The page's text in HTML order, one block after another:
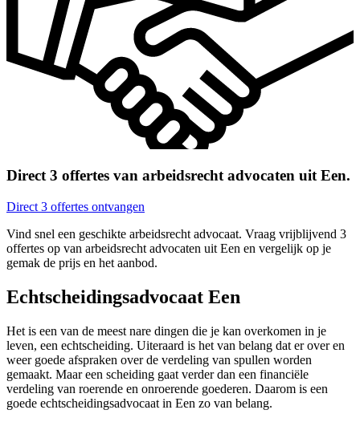
Direct 3 offertes van arbeidsrecht advocaten uit Een.
Direct 3 offertes ontvangen
Vind snel een geschikte arbeidsrecht advocaat. Vraag vrijblijvend 3
offertes op van arbeidsrecht advocaten uit Een en vergelijk op je
gemak de prijs en het aanbod.
Echtscheidingsadvocaat Een
Het is een van de meest nare dingen die je kan overkomen in je
leven, een echtscheiding. Uiteraard is het van belang dat er over en
weer goede afspraken over de verdeling van spullen worden
gemaakt. Maar een scheiding gaat verder dan een financiële
verdeling van roerende en onroerende goederen. Daarom is een
goede echtscheidingsadvocaat in Een zo van belang.